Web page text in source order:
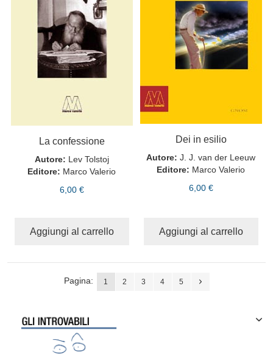
La confessione
Autore: Lev Tolstoj
Editore: Marco Valerio
6,00 €
Aggiungi al carrello
Dei in esilio
Autore: J. J. van der Leeuw
Editore: Marco Valerio
6,00 €
Aggiungi al carrello
Pagina: 1 2 3 4 5